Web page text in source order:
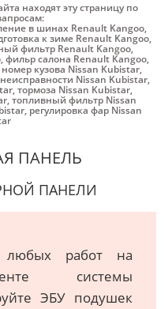
находят эту страницу по
в шинах Renault Kangoo,
к зиме Renault Kangoo,
фильтр Renault Kangoo,
,фильр салона Renault Kangoo,
номер кузова Nissan Kubistar,
неисправности Nissan Kubistar,
,тормоза Nissan Kubistar,
,топливный фильтр Nissan
, регулировка фар Nissan
ПАНЕЛЬ
ПАНЕЛИ
любых работ на
системы
ЭБУ подушек